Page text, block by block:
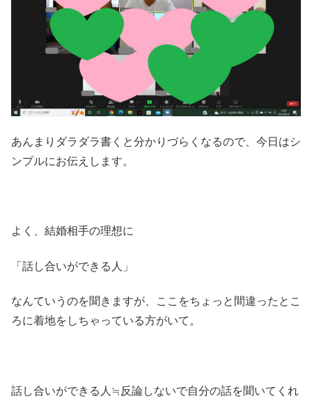
あんまりダラダラ書くと分かりづらくなるので、今日はシ
ンプルにお伝えします。
よく、結婚相手の理想に
「話し合いができる人」
なんていうのを聞きますが、ここをちょっと間違ったとこ
ろに着地をしちゃっている方がいて。
話し合いができる人≒反論しないで自分の話を聞いてくれ